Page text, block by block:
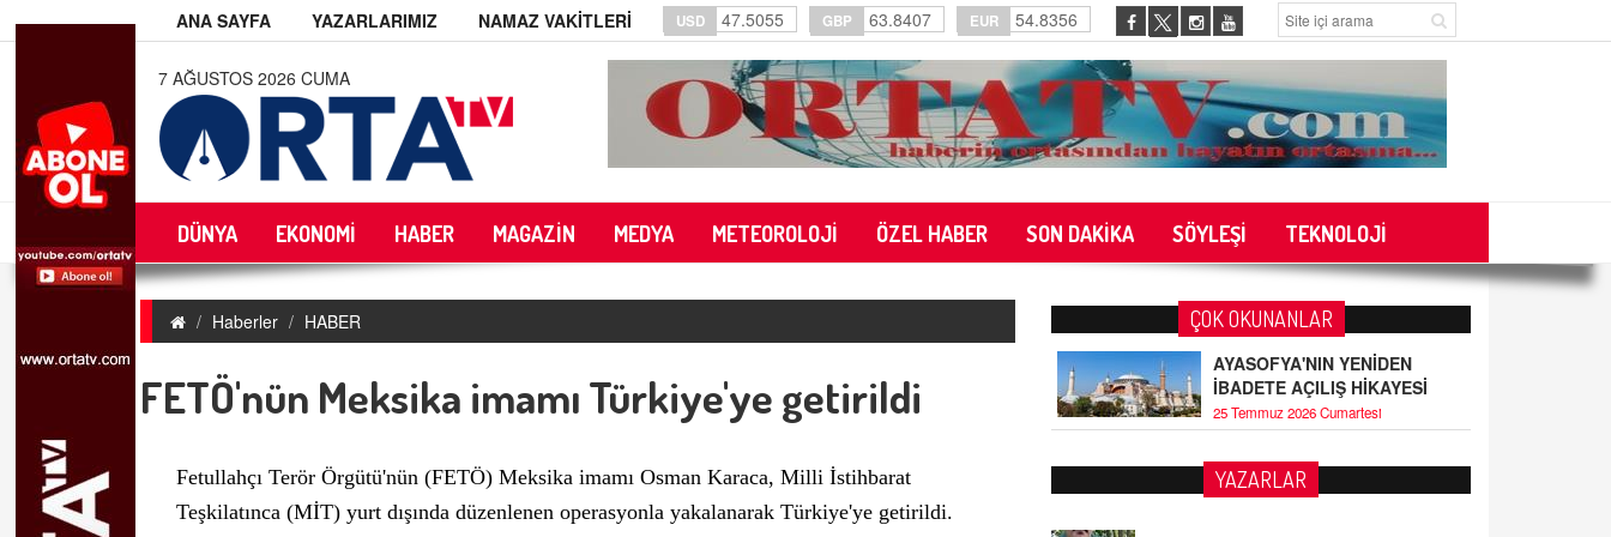
ANA SAYFA YAZARLARIMIZ NAMAZ VAKİTLERİ USD 47.5055 GBP 63.8407 EUR 54.8356
7 AĞUSTOS 2026 CUMA
DÜNYA EKONOMİ HABER MAGAZİN MEDYA METEOROLOJİ ÖZEL HABER SON DAKİKA SÖYLEŞİ TEKNOLOJİ
Haberler HABER
FETÖ'nün Meksika imamı Türkiye'ye getirildi
Fetullahçı Terör Örgütü'nün (FETÖ) Meksika imamı Osman Karaca, Milli İstihbarat
Teşkilatınca (MİT) yurt dışında düzenlenen operasyonla yakalanarak Türkiye'ye getirildi.
ÇOK OKUNANLAR
AYASOFYA'NIN YENİDEN
İBADETE AÇILIŞ HİKAYESİ
25 Temmuz 2026 Cumartesi
YAZARLAR